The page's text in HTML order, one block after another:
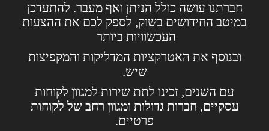
חברתנו עושה כולל הניתן ואף מעבר. להתעדכן
במיטב החידושים בשוק, לספק לכם את ההצעות
העכשוויות ביותר
ובנוסף את האטרקציות המדליקות והמקפיצות
שיש.
עם השנים, זכינו לתת שירות למגוון לקוחות
עסקיים, חברות גדולות ומגוון רחב של לקוחות
פרטיים.